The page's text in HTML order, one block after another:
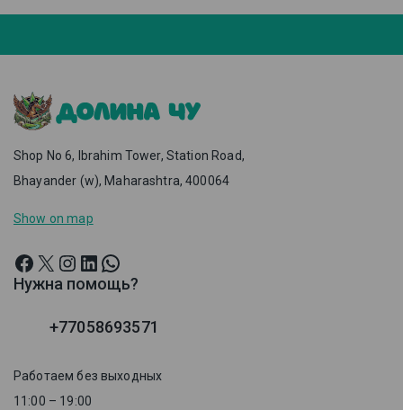
Shop No 6, Ibrahim Tower, Station Road,
Bhayander (w), Maharashtra, 400064
Show on map
Нужна помощь?
+77058693571
Работаем без выходных
11:00 – 19:00